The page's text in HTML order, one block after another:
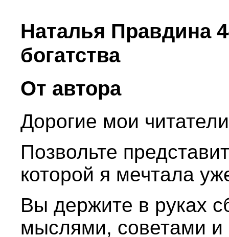
Наталья Правдина
богатства
От автора
Дорогие мои
Позвольте
которой я мечтала
Вы держите в руках
мыслями, советами